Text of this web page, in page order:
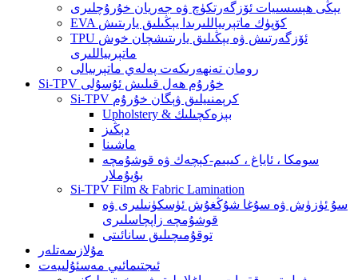
يېڭى ھېسسىيات ئۆزگەرتكۈچ ۋە جەريان خۇرۇچلىرى
EVA كۆپۈك ماتېرىياللىرىدا يېڭىلىق يارىتىش
TPU ئۆزگەرتىش ۋە يېڭىلىق يارىتىشچان خوش
ماتېرىياللىرى
رومان تەنھەرىكەت پەلەي ماتېرىيالى
Si-TPV خۇرۇم ھەل قىلىش ئۇسۇلى
Si-TPV كرېمنىيلىق ۋېگان خۇرۇم
Upholstery & بېزەكچىلىك
دېڭىز
ماشىنا
سومكا ، ئاياغ ، كىيىم-كېچەك ۋە قوشۇمچە
بۇيۇملار
Si-TPV Film & Fabric Lamination
سۇ ئۈزۈش ۋە سۇغا شۇڭغۇش ئۈسكۈنىلىرى ۋە
قوشۇمچە زاپچاسلىرى
توقۇمىچىلىق سانائىتى
مۇلازىمەتلەر
ئىجتىمائىي مەسئۇلىيەت